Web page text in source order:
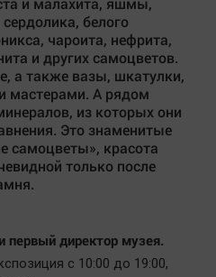
белого
чароита, нефрита,
и других самоцветов.
а также вазы, шкатулки,
мастерами. А рядом
из которых они
Это знаменитые
самоцветы», красота
только после
первый директор музея.
с 10:00 до 19:00,